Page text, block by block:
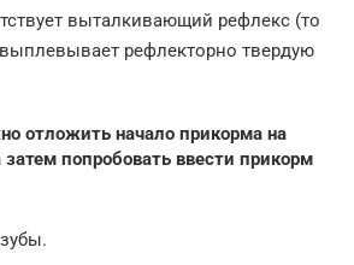
выталкивающий рефлекс (то
рефлекторно твердую
отложить начало прикорма на
затем попробовать ввести прикорм